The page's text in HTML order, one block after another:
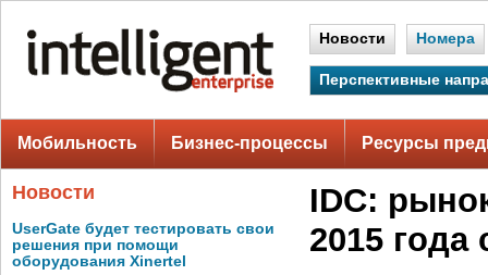
Новости Номера
Перспективные
Мобильность Бизнес-процессы Ресурсы
Новости
UserGate будет тестировать свои
решения при помощи
оборудования Xinertel
IDC:
2015 года